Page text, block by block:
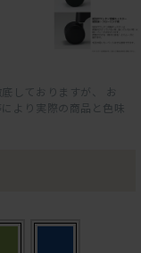
しておりますが、 お
より実際の商品と色味